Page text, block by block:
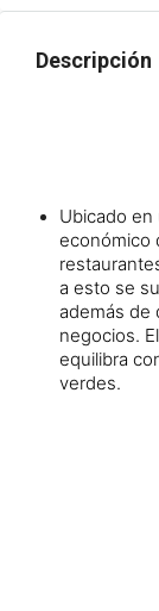
Descripción
Ubicado
económico
a esto se
además de
negocios.
equilibra
verdes.